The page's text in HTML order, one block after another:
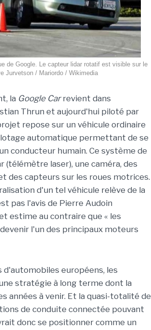
de Google. Le capteur lidar rotatif est visible sur le
Jurvetson / Mariordo / Wikimedia
la Google Carrevient dans
Thrun et aujourd'hui piloté par
repose sur un véhicule ordinaire
automatique permettant de se
conducteur humain. Ce système de
(télémètre laser), une caméra, des
des capteurs sur les roues motrices.
d'un tel véhicule relève de la
pas l'avis de Pierre Audoin
estime au contraire que « les
l'un des principaux moteurs
d'automobiles européens, les
stratégie à long terme dont la
années à venir. Et la quasi-totalité de
de conduite connectée pouvant
donc se positionner comme un